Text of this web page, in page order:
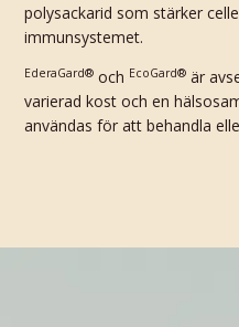
polysackarid som stärker
immunsystemet.
EderaGard® och EcoGard® är
varierad kost och en
användas för att behandla